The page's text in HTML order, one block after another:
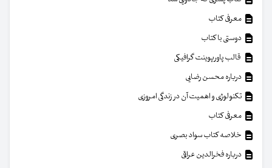
معرفی کتاب
دوستی با کتاب
قالب پاورپوینت گرافیکی
درباره محسن رضایی
تکنولوژی و اهمیت آن در زندگی امروزی
معرفی کتاب
خلاصه کتاب سواد بصری
درباره فخرالدین عراقی